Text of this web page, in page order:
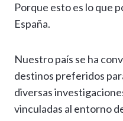
Porque esto es lo que
España.
Nuestro país se ha
destinos preferidos
diversas
vinculadas al entorno